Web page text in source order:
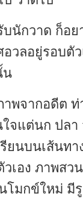
บนักวาด ก็อ
อวลอยู่รอบตั
น
าพจากอดีต ท่
จแต่นก ปลา
ยนบนเส้นท
วเอง ภาพสว
โมกข์ใหม่ มี